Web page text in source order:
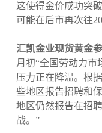
这使得金价成功突
可能在后市再次往
汇凯金业现货黄金参
月初“全国劳动力市
压力正在降温。根
些地区报告招聘和
地区仍然报告在招
战。”